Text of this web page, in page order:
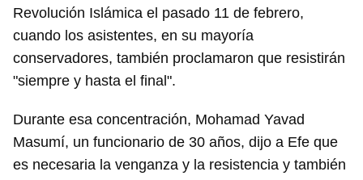
Revolución Islámica el pasado 11 de febrero,
cuando los asistentes, en su mayoría
conservadores, también proclamaron que resistirán
"siempre y hasta el final".
Durante esa concentración, Mohamad Yavad
Masumí, un funcionario de 30 años, dijo a Efe que
es necesaria la venganza y la resistencia y también